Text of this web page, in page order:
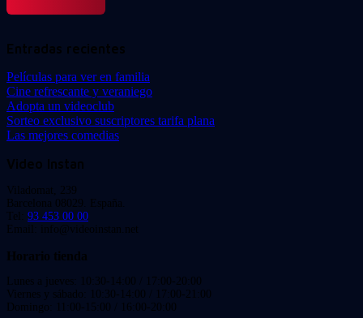
Entradas recientes
Películas para ver en familia
Cine refrescante y veraniego
Adopta un videoclub
Sorteo exclusivo suscriptores tarifa plana
Las mejores comedias
Video Instan
Viladomat, 239
Barcelona 08029. España.
Tel: 93 453 00 00
Email: info@videoinstan.net
Horario tienda
Lunes a jueves: 10:30-14:00 / 17:00-20:00
Viernes y sábado: 10:30-14:00 / 17:00-21:00
Domingo: 11:00-15:00 / 16:00-20:00